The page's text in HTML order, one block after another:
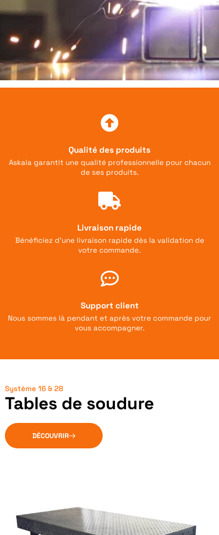
Qualité des produits
Askala garantit une qualité professionnelle pour chacun
de ses produits.
Livraison rapide
Bénéficiez d'une livraison rapide dès la validation de
votre commande.
Support client
Nous sommes là pendant et après votre commande pour
vous accompagner.
Système 16 & 28
Tables de soudure
DÉCOUVRIR